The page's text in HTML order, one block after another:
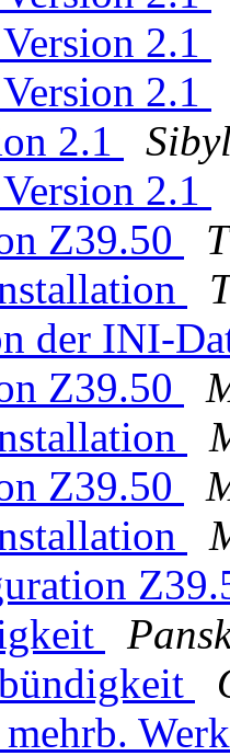
2.1
2.1
2.1
2.1
Z39.50
der INI-
Z39.50
Z39.50
mehrb.